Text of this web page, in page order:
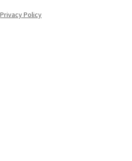
Privacy Policy